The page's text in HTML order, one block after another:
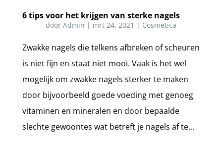
6 tips voor het krijgen van sterke nagels
door Admin | mrt 24, 2021 | Cosmetica
Zwakke nagels die telkens afbreken of scheuren
is niet fijn en staat niet mooi. Vaak is het wel
mogelijk om zwakke nagels sterker te maken
door bijvoorbeeld goede voeding met genoeg
vitaminen en mineralen en door bepaalde
slechte gewoontes wat betreft je nagels af te...